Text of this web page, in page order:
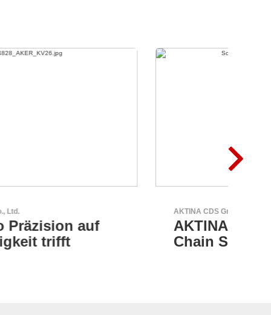
AKTINA CDS GmbH
AKTINA CDS - Supply
Chain Solutions